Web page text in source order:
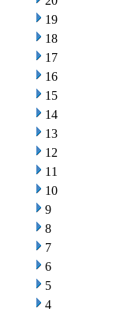
19
18
17
16
15
14
13
12
11
10
9
8
7
6
5
4